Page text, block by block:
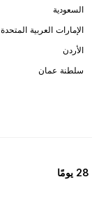
السعودية
الإمارات العربية المتحدة
الأردن
سلطنة عمان